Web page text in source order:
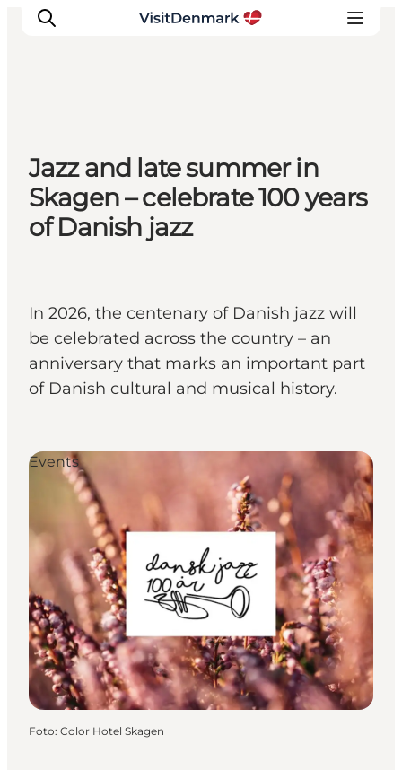
Ispirazioni
Dove andare
Cosa fare
Dove dormire
Jazz and late summer in
Skagen – celebrate 100 years
of Danish jazz
In 2026, the centenary of Danish jazz will
be celebrated across the country – an
anniversary that marks an important part
of Danish cultural and musical history.
Events
Foto: Color Hotel Skagen